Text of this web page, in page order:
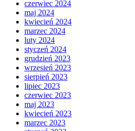
czerwiec 2024
maj 2024
kwiecień 2024
marzec 2024
luty 2024
styczeń 2024
grudzień 2023
wrzesień 2023
sierpień 2023
lipiec 2023
czerwiec 2023
maj 2023
kwiecień 2023
marzec 2023